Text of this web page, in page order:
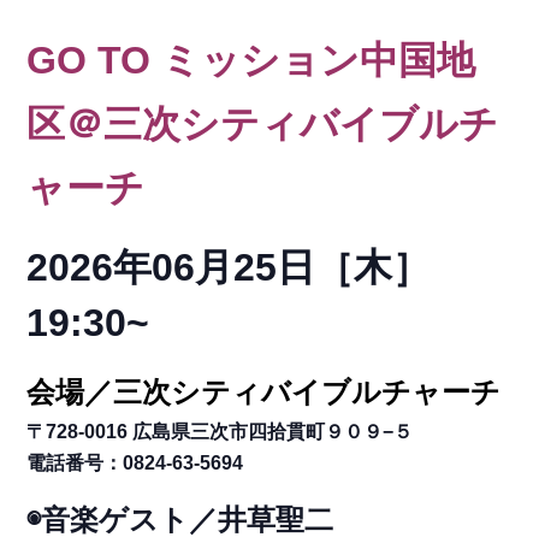
GO TO ミッション中国地
区＠三次シティバイブルチ
ャーチ
2026年06月25日［木］
19:30~
会場／三次シティバイブルチャーチ
〒728-0016 広島県三次市四拾貫町９０９−５
電話番号：0824-63-5694
◉音楽ゲスト／井草聖二